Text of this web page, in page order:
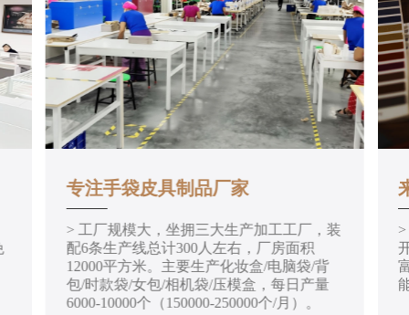
专注手袋皮具制品厂家
> 工厂规模大，坐拥三大生产加工工厂，装
配6条生产线总计300人左右，厂房面积
12000平方米。主要生产化妆盒/电脑袋/背
包/时款袋/女包/相机袋/压模盒，每日产量
6000-10000个（150000-250000个/月）。